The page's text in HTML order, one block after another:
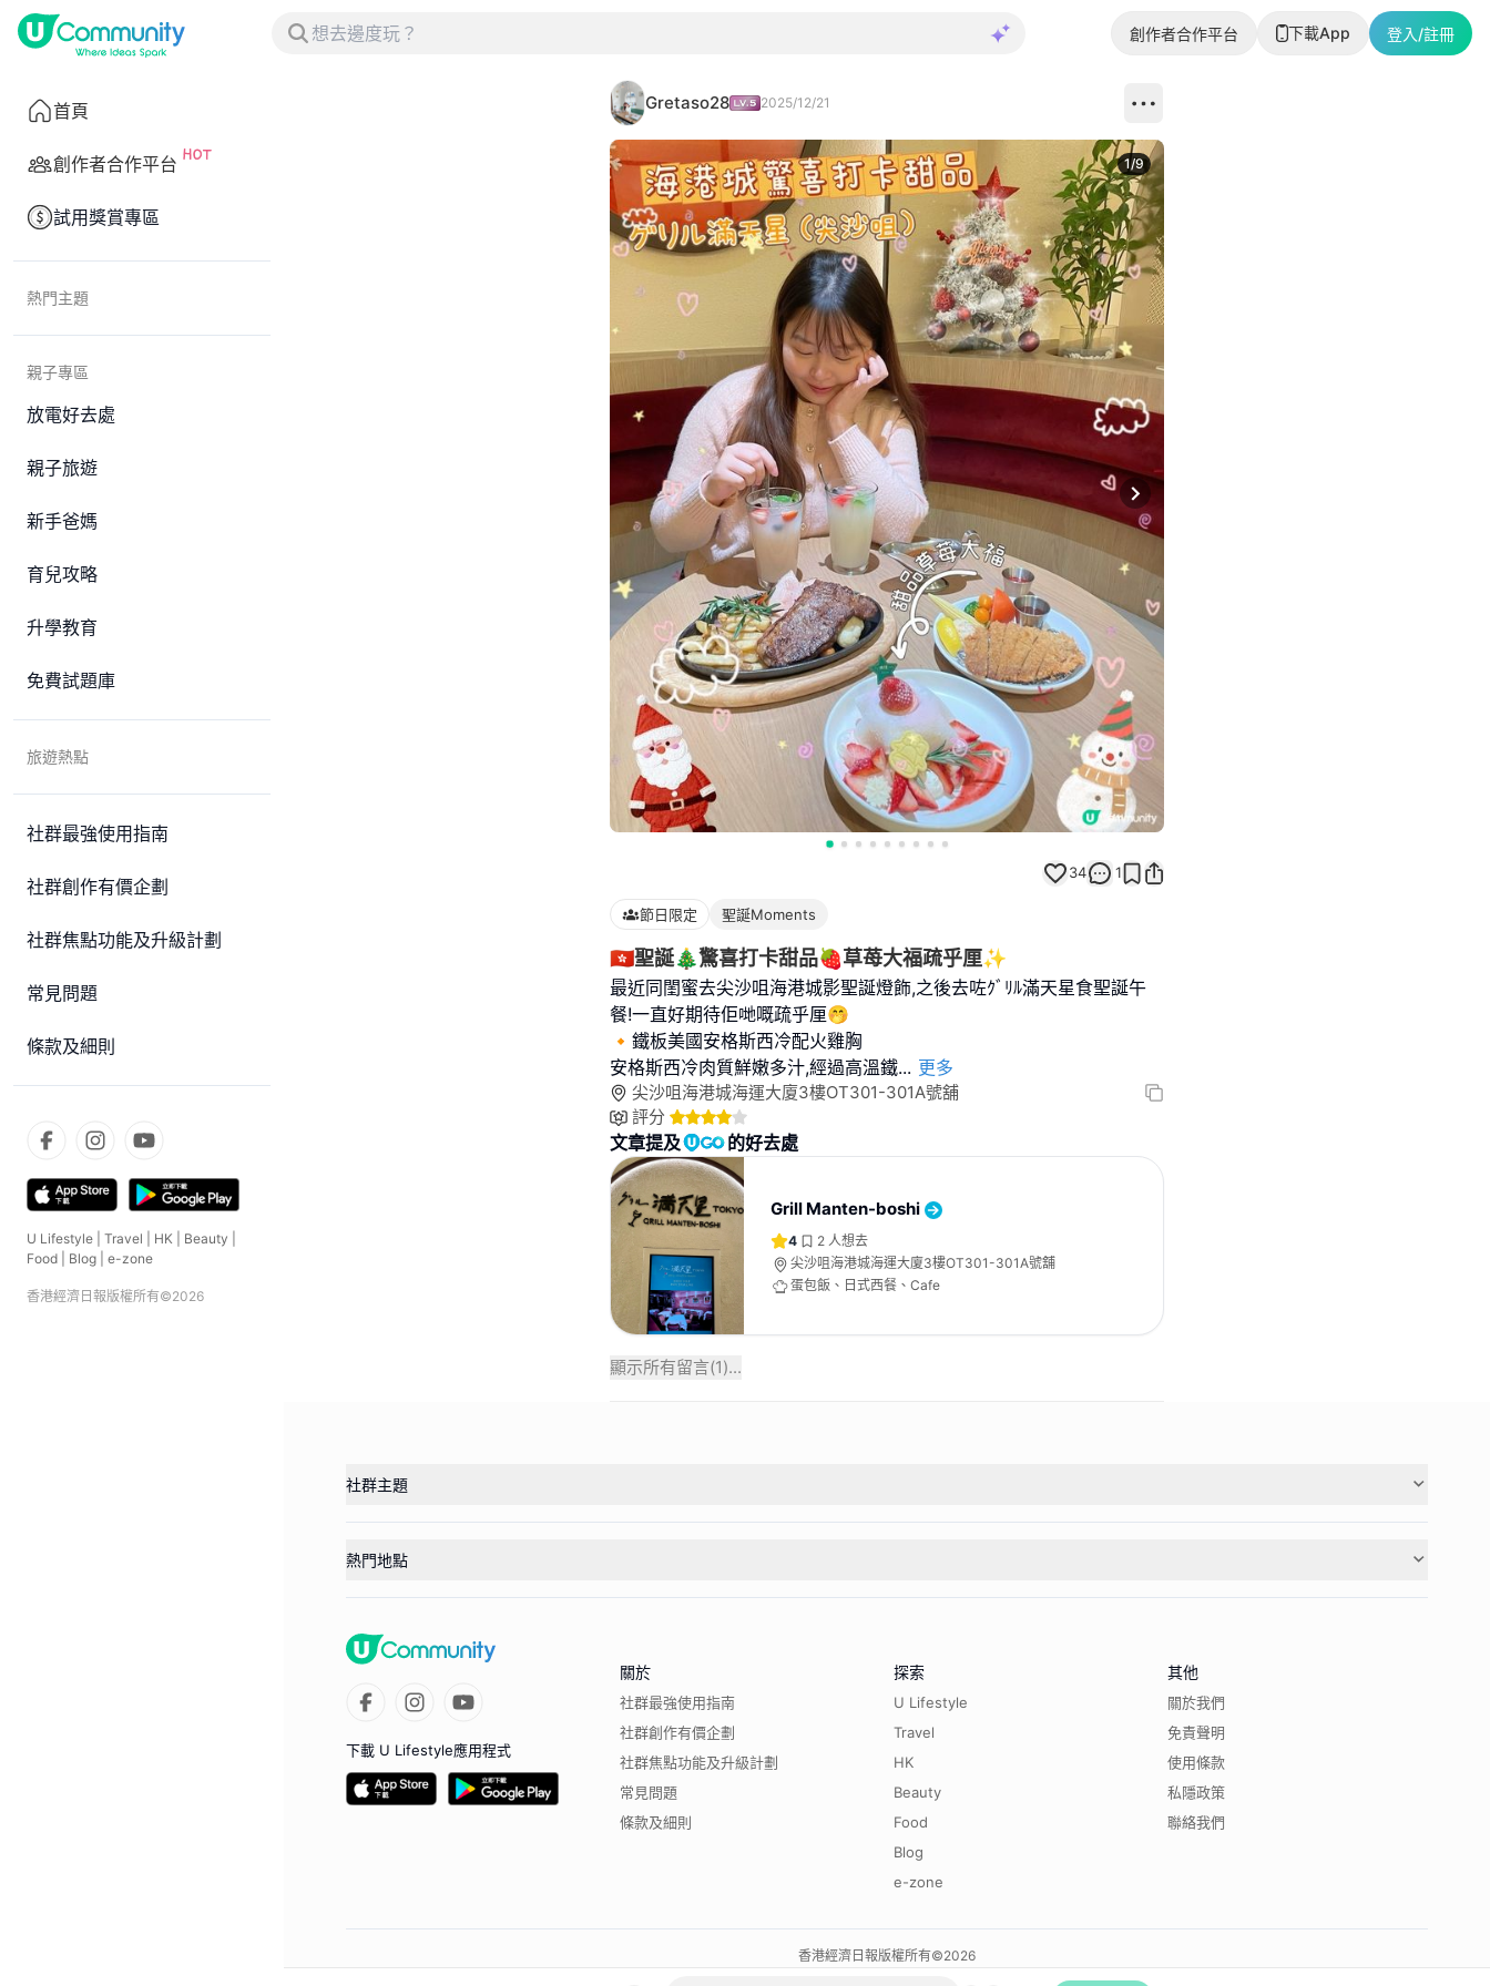
創作者合作平台 下載App 登入/註冊
首頁
創作者合作平台
試用獎賞專區
熱門主題
親子專區
放電好去處
親子旅遊
新手爸媽
育兒攻略
升學教育
免費試題庫
旅遊熱點
社群最強使用指南
社群創作有價企劃
社群焦點功能及升級計劃
常見問題
條款及細則
U Lifestyle Travel HK Beauty
Food
Blog e-zone
香港經濟日報版權所有©2026
Gretaso28 2025/12/21
Next slide
1/9
34 1
節日限定 聖誕Moments
🇭🇰聖誕🎄驚喜打卡甜品🍓草苺大福疏乎厘✨
最近同閨蜜去尖沙咀海港城影聖誕燈飾,之後去咗ｸﾞﾘﾙ滿天星食聖誕午
餐!一直好期待佢哋嘅疏乎厘🤭
🔸鐵板美國安格斯西冷配火雞胸
安格斯西冷肉質鮮嫩多汁,經過高溫鐵... 更多
尖沙咀海港城海運大廈3樓OT301-301A號舖
評分
文章提及 的好去處
Grill Manten-boshi
4 2 人想去
尖沙咀海港城海運大廈3樓OT301-301A號舖
蛋包飯、日式西餐、Cafe
顯示所有留言(1)...
社群主題
熱門地點
下載 U Lifestyle應用程式
關於
社群最強使用指南
社群創作有價企劃
社群焦點功能及升級計劃
常見問題
條款及細則
探索
U Lifestyle
Travel
HK
Beauty
Food
Blog
e-zone
其他
關於我們
免責聲明
使用條款
私隱政策
聯絡我們
香港經濟日報版權所有©2026